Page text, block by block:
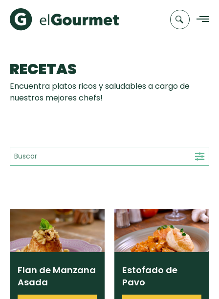
Hot Pancakes
mi Papá
Galletas con
Chispas de
Chocolate
Key Lime Pie
Cupcakes y
Muffins
30 min
Todas las
recetas
Chefs
Novedades
RECETAS
Encuentra platos ricos y saludables a cargo de
nuestros mejores chefs!
15' 25' 35' +35'
Ingrediente
Flan de Manzana
Asada
Estofado de
Pavo